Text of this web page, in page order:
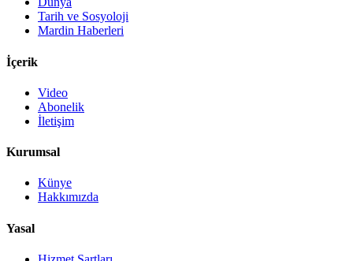
Tarih ve Sosyoloji
Mardin Haberleri
İçerik
Video
Abonelik
İletişim
Kurumsal
Künye
Hakkımızda
Yasal